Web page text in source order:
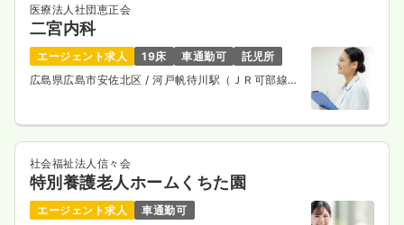
医療法人社団恵正会
二宮内科
エージェント求人 19床 車通勤可
託児所
広島県広島市安佐北区 / 河戸帆待川駅（ＪＲ可部線）
社会福祉法人信々会
特別養護老人ホームくちた園
エージェント求人
車通勤可